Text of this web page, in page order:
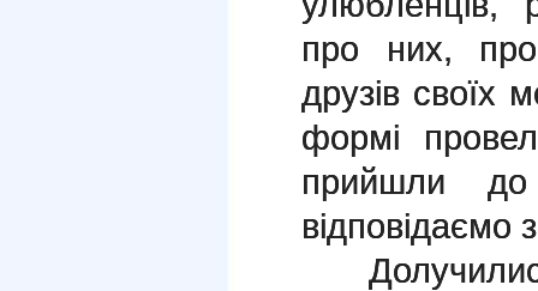
про них,
друзів своїх
формі
прийшли
відповідаємо